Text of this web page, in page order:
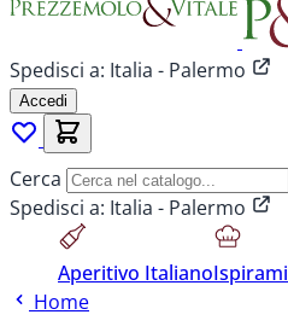
Spedisci a: Italia - Palermo
Accedi
Cerca
Spedisci a: Italia - Palermo
Aperitivo ItalianoIspirami
Home